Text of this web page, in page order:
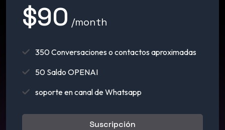
$90 /month
350 Conversaciones o contactos aproximadas
50 Saldo OPENAI
soporte en canal de Whatsapp
Suscripción